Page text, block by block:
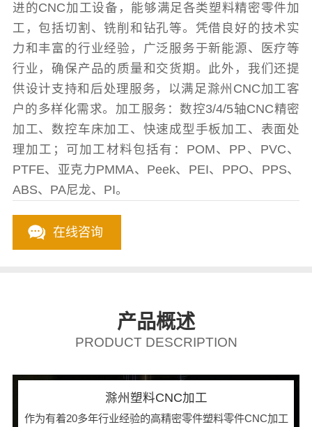
进的CNC加工设备，能够满足各类塑料精密零件加
工，包括切割、铣削和钻孔等。凭借良好的技术实
力和丰富的行业经验，广泛服务于新能源、医疗等
行业，确保产品的质量和交货期。此外，我们还提
供设计支持和后处理服务，以满足滁州CNC加工客
户的多样化需求。加工服务：数控3/4/5轴CNC精密
加工、数控车床加工、快速成型手板加工、表面处
理加工；可加工材料包括有：POM、PP、PVC、
PTFE、亚克力PMMA、Peek、PEI、PPO、PPS、
ABS、PA尼龙、PI。
在线咨询
产品概述
PRODUCT DESCRIPTION
滁州塑料CNC加工
作为有着20多年行业经验的高精密零件塑料零件CNC加工